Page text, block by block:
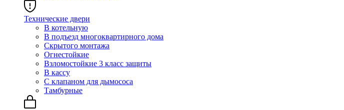
Технические двери
В котельную
В подъезд многоквартирного дома
Скрытого монтажа
Огнестойкие
Взломостойкие 3 класс защиты
В кассу
С клапаном для дымососа
Тамбурные